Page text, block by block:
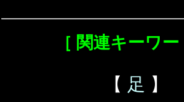
［ 関連キーワー
【 足 】